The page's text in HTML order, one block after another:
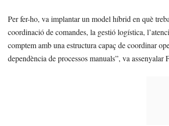
Per fer-ho, va implantar un model híbrid en què
coordinació de comandes, la gestió logística,
comptem amb una estructura capaç de coordinar
dependència de processos manuals”, va assenyalar